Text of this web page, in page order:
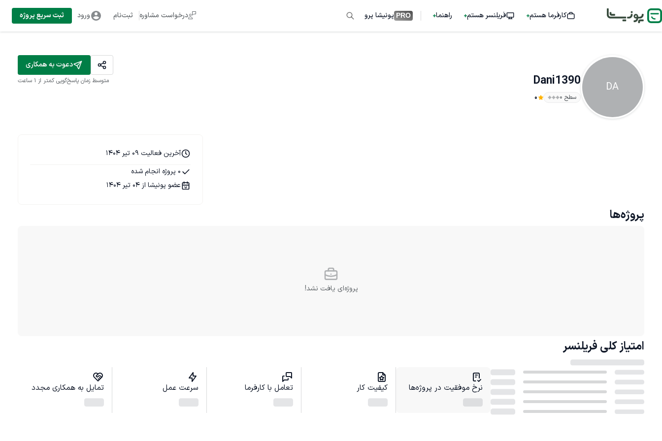
کارفرما هستم فریلنسر هستم راهنما PRO پونیشا پرو درخواست مشاوره ثبت‌نام ورود ثبت سریع پروژه
DA
Dani1390
سطح ۰ 0
دعوت به همکاری
متوسط زمان پاسخ‌گویی کمتر از 1 ساعت
آخرین فعالیت 09 تیر 1404
0 پروژه انجام شده
عضو پونیشا از 04 تیر 1404
پروژه‌ها
پروژه‌ای یافت نشد!
امتیاز کلی فریلنسر
نرخ موفقیت در پروژه‌ها کیفیت کار تعامل با کارفرما سرعت عمل تمایل به همکاری مجدد